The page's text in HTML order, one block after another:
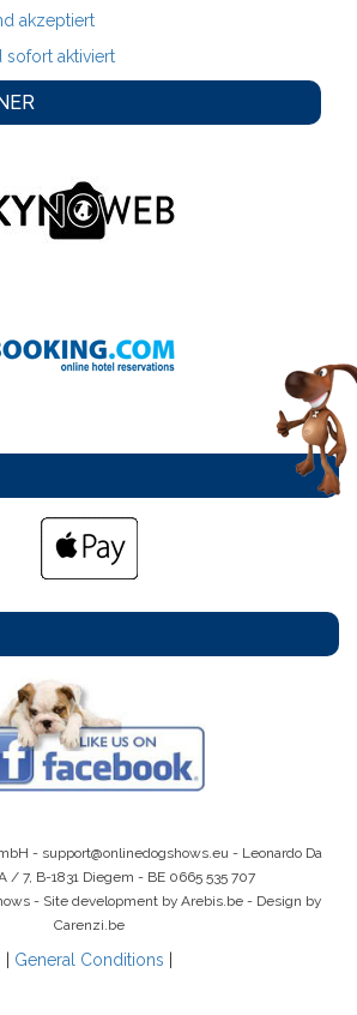
akzeptiert
sofort aktiviert
- support@onlinedogshows.eu - Leonardo Da
/ 7, B-1831 Diegem - BE 0665 535 707
- Site development by Arebis.be - Design by
Carenzi.be
General Conditions